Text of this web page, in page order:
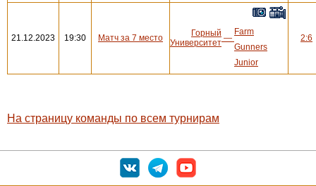
21.12.2023 19:30 Матч за 7 место
Горный
Университет —
Farm
Gunners
Junior
2:6
На страницу команды по всем турнирам